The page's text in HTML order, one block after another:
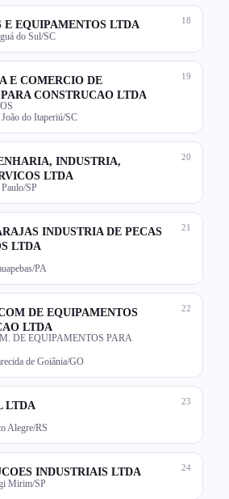
18
EQUIPAMENTOS LTDA
do Sul/SC
19
E COMERCIO DE
CONSTRUCAO LTDA
João do Itaperiú/SC
20
INDUSTRIA,
LTDA
Paulo/SP
21
INDUSTRIA DE PECAS
LTDA
PA
22
DE EQUIPAMENTOS
LTDA
DE EQUIPAMENTOS PARA
de Goiânia/GO
23
LTDA
Alegre/RS
24
INDUSTRIAIS LTDA
Mirim/SP